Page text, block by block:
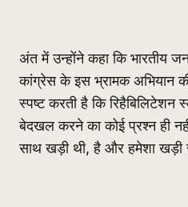
अंत में उन्होंने कहा कि भारतीय
कांग्रेस के इस भ्रामक अभियान
स्पष्ट करती है कि रिहैबिलिटेशन
बेदखल करने का कोई प्रश्न ही
साथ खड़ी थी, है और हमेशा खड़ी